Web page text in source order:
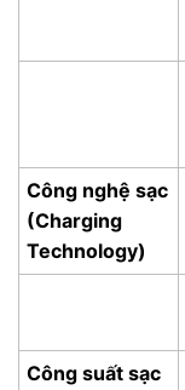
Công nghệ sạc
(Charging
Technology)
Công suất sạc